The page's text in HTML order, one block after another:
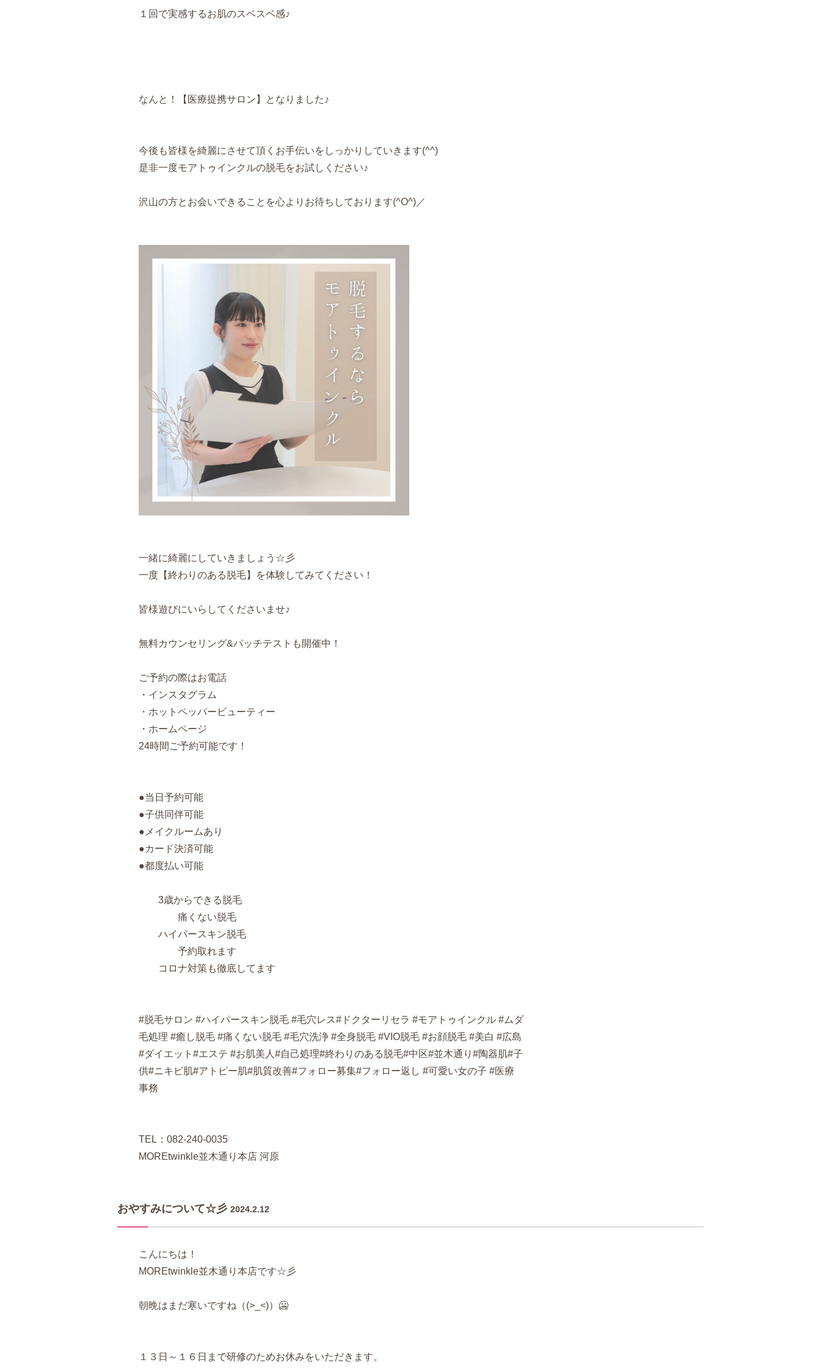
１回で実感するお肌のスベスベ感♪
なんと！【医療提携サロン】となりました♪
今後も皆様を綺麗にさせて頂くお手伝いをしっかりしていきます(^^)
是非一度モアトゥインクルの脱毛をお試しください♪
沢山の方とお会いできることを心よりお待ちしております(^O^)／
一緒に綺麗にしていきましょう☆彡
一度【終わりのある脱毛】を体験してみてください！
皆様遊びにいらしてくださいませ♪
無料カウンセリング&パッチテストも開催中！
ご予約の際はお電話
・インスタグラム
・ホットペッパービューティー
・ホームページ
24時間ご予約可能です！
●当日予約可能
●子供同伴可能
●メイクルームあり
●カード決済可能
●都度払い可能
3歳からできる脱毛
痛くない脱毛
ハイパースキン脱毛
予約取れます
コロナ対策も徹底してます
#脱毛サロン #ハイパースキン脱毛 #毛穴レス#ドクターリセラ #モアトゥインクル #ムダ
毛処理 #癒し脱毛 #痛くない脱毛 #毛穴洗浄 #全身脱毛 #VIO脱毛 #お顔脱毛 #美白 #広島
#ダイエット#エステ #お肌美人#自己処理#終わりのある脱毛#中区#並木通り#陶器肌#子
供#ニキビ肌#アトピー肌#肌質改善#フォロー募集#フォロー返し #可愛い女の子 #医療
事務
TEL：082-240-0035
MOREtwinkle並木通り本店 河原
おやすみについて☆彡 2024.2.12
こんにちは！
MOREtwinkle並木通り本店です☆彡
朝晩はまだ寒いですね（(>_<)）🥶
１３日～１６日まで研修のためお休みをいただきます。